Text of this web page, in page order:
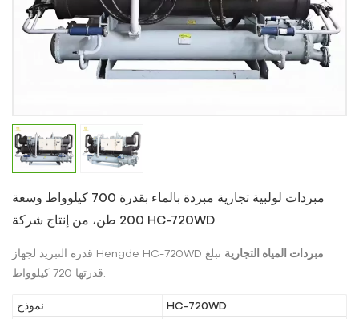
مبردات لولبية تجارية مبردة بالماء بقدرة 700 كيلوواط وسعة
200 طن، من إنتاج شركة HC-720WD
قدرة التبريد لجهاز Hengde HC-720WD مبردات المياه التجارية تبلغ
نموذج :
HC-720WD